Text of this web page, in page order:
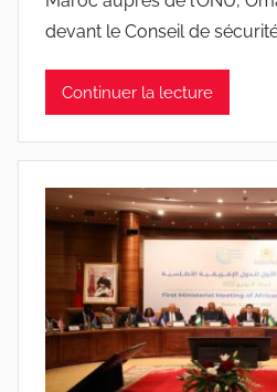
devant le Conseil de
Continuer la lecture